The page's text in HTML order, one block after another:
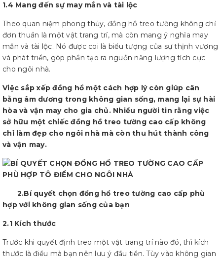
1.4 Mang đến sự may mắn và tài lộc
Theo quan niệm phong thủy, đồng hồ treo tường không chỉ
đơn thuần là một vật trang trí, mà còn mang ý nghĩa may
mắn và tài lộc. Nó được coi là biểu tượng của sự thịnh vượng
và phát triển, góp phần tạo ra nguồn năng lượng tích cực
cho ngôi nhà.
Việc sắp xếp đồng hồ một cách hợp lý còn giúp cân
bằng âm dương trong không gian sống, mang lại sự hài
hòa và vận may cho gia chủ. Nhiều người tin rằng việc
sở hữu một chiếc đồng hồ treo tường cao cấp không
chỉ làm đẹp cho ngôi nhà mà còn thu hút thành công
và vận may.
2.Bí quyết chọn đồng hồ treo tường cao cấp phù
hợp với không gian sống của bạn
2.1 Kích thước
Trước khi quyết định treo một vật trang trí nào đó, thì kích
thước là điều mà bạn nên lưu ý đầu tiền. Tùy vào không gian